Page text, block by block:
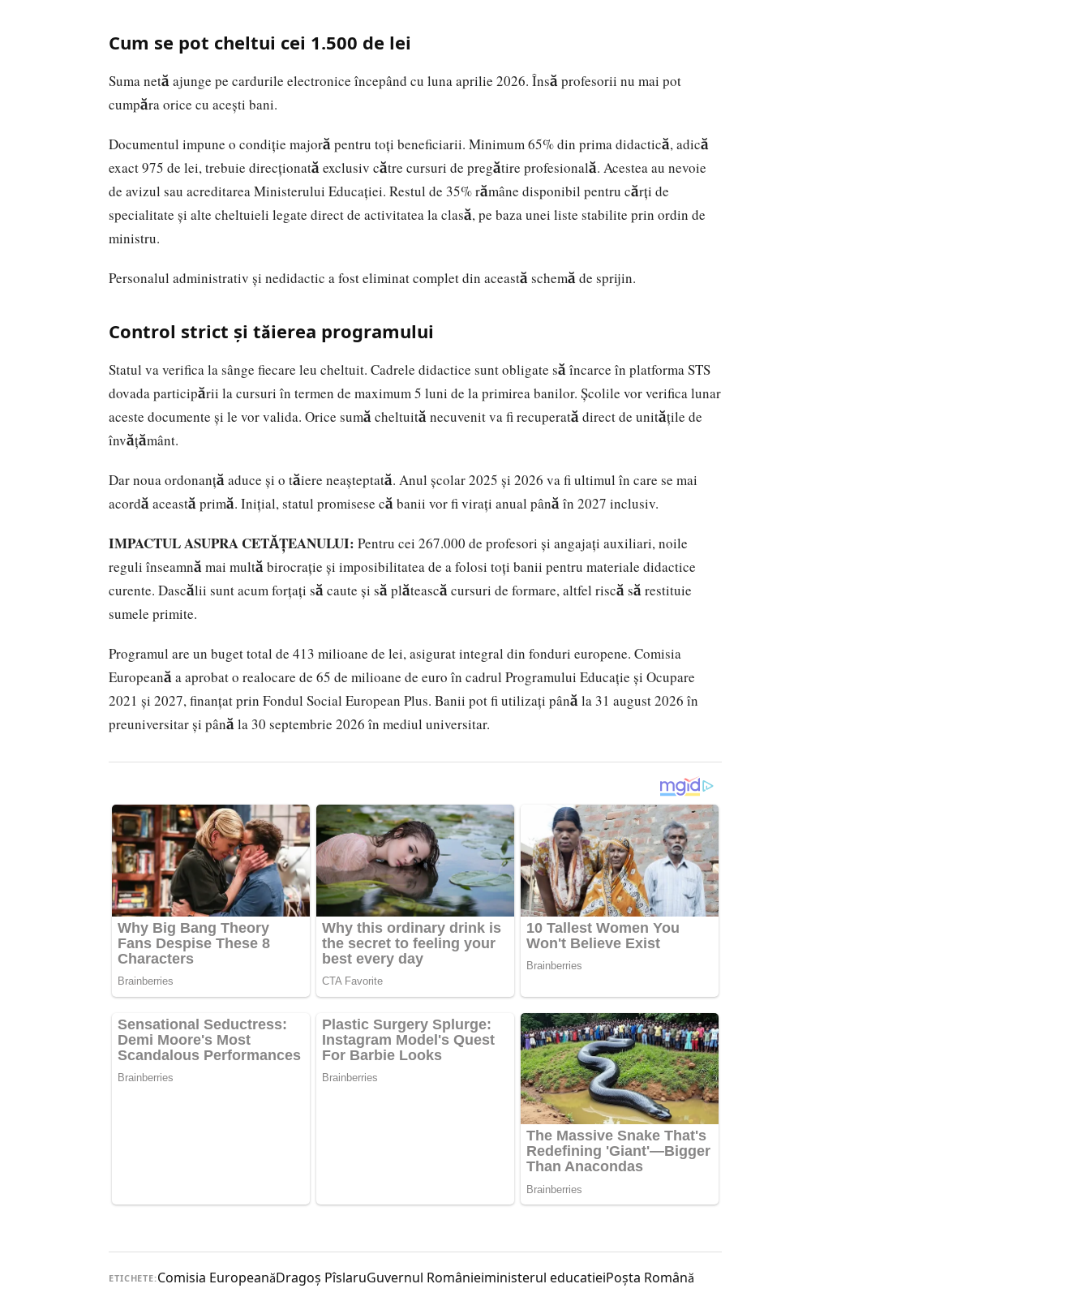
Cum se pot cheltui cei 1.500 de lei
Suma netă ajunge pe cardurile electronice începând cu luna aprilie 2026. Însă profesorii nu mai pot
cumpăra orice cu acești bani.
Documentul impune o condiție majoră pentru toți beneficiarii. Minimum 65% din prima didactică, adică
exact 975 de lei, trebuie direcționată exclusiv către cursuri de pregătire profesională. Acestea au nevoie
de avizul sau acreditarea Ministerului Educației. Restul de 35% rămâne disponibil pentru cărți de
specialitate și alte cheltuieli legate direct de activitatea la clasă, pe baza unei liste stabilite prin ordin de
ministru.
Personalul administrativ și nedidactic a fost eliminat complet din această schemă de sprijin.
Control strict și tăierea programului
Statul va verifica la sânge fiecare leu cheltuit. Cadrele didactice sunt obligate să încarce în platforma STS
dovada participării la cursuri în termen de maximum 5 luni de la primirea banilor. Școlile vor verifica lunar
aceste documente și le vor valida. Orice sumă cheltuită necuvenit va fi recuperată direct de unitățile de
învățământ.
Dar noua ordonanță aduce și o tăiere neașteptată. Anul școlar 2025 și 2026 va fi ultimul în care se mai
acordă această primă. Inițial, statul promisese că banii vor fi virați anual până în 2027 inclusiv.
IMPACTUL ASUPRA CETĂȚEANULUI: Pentru cei 267.000 de profesori și angajați auxiliari, noile
reguli înseamnă mai multă birocrație și imposibilitatea de a folosi toți banii pentru materiale didactice
curente. Dascălii sunt acum forțați să caute și să plătească cursuri de formare, altfel riscă să restituie
sumele primite.
Programul are un buget total de 413 milioane de lei, asigurat integral din fonduri europene. Comisia
Europeană a aprobat o realocare de 65 de milioane de euro în cadrul Programului Educație și Ocupare
2021 și 2027, finanțat prin Fondul Social European Plus. Banii pot fi utilizați până la 31 august 2026 în
preuniversitar și până la 30 septembrie 2026 în mediul universitar.
ETICHETE:Comisia EuropeanăDragoş PîslaruGuvernul Românieiministerul educatieiPoşta Română